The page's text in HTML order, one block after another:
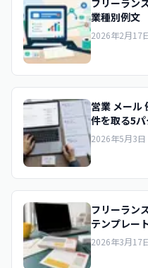
フリーラン
業種別例文
2026年2月17
営業 メール
件を取る5
2026年5月3日
フリーラン
テンプレー
2026年3月17